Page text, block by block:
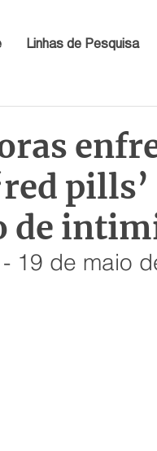
Linhas de Pesquisa
de
19 de maio